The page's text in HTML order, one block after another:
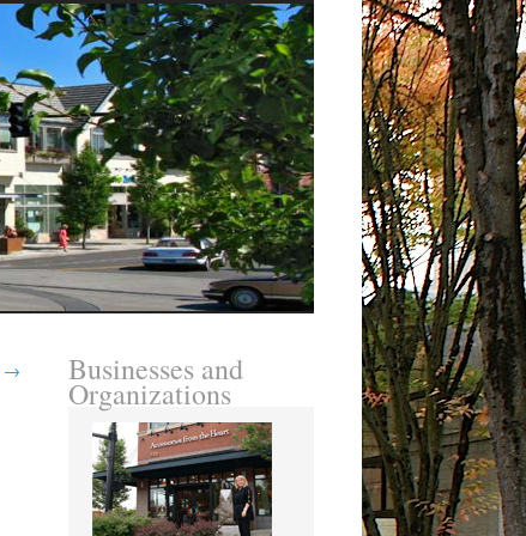
→ Businesses and
Organizations